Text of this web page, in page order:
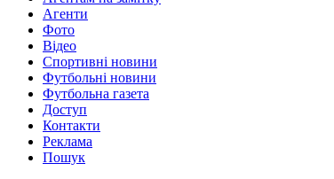
Агенти
Фото
Відео
Спортивні новини
Футбольні новини
Футбольна газета
Доступ
Контакти
Реклама
Пошук